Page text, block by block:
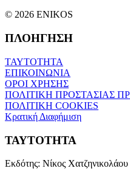
© 2026 ENIKOS
ΠΛΟΗΓΗΣΗ
ΤΑΥΤΟΤΗΤΑ
ΕΠΙΚΟΙΝΩΝΙΑ
ΟΡΟΙ ΧΡΗΣΗΣ
ΠΟΛΙΤΙΚΗ ΠΡΟΣΤΑΣΙΑΣ
ΠΟΛΙΤΙΚΗ COOKIES
Κρατική Διαφήμιση
ΤΑΥΤΟΤΗΤΑ
Εκδότης: Νίκος Χατζηνικολάου